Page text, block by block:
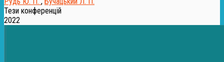
Тези конференцій
2022